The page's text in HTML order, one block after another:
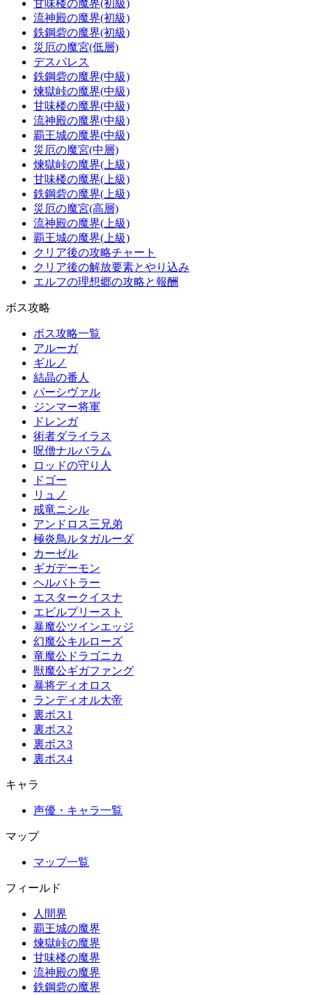
甘味楼の魔界(初級)
流神殿の魔界(初級)
鉄鋼砦の魔界(初級)
災厄の魔宮(低層)
デスパレス
鉄鋼砦の魔界(中級)
煉獄峠の魔界(中級)
甘味楼の魔界(中級)
流神殿の魔界(中級)
覇王城の魔界(中級)
災厄の魔宮(中層)
煉獄峠の魔界(上級)
甘味楼の魔界(上級)
鉄鋼砦の魔界(上級)
災厄の魔宮(高層)
流神殿の魔界(上級)
覇王城の魔界(上級)
クリア後の攻略チャート
クリア後の解放要素とやり込み
エルフの理想郷の攻略と報酬
ボス攻略
ボス攻略一覧
アルーガ
ギルノ
結晶の番人
パーシヴァル
ジンマー将軍
ドレンガ
術者ダライラス
呪僧ナルバラム
ロッドの守り人
ドゴー
リュノ
戒竜ニシル
アンドロス三兄弟
極炎鳥ルタガルーダ
カーゼル
ギガデーモン
ヘルバトラー
エスタークイスナ
エビルプリースト
暴魔公ツインエッジ
幻魔公キルローズ
竜魔公ドラゴニカ
獣魔公ギガファング
暴将ディオロス
ランディオル大帝
裏ボス1
裏ボス2
裏ボス3
裏ボス4
キャラ
声優・キャラ一覧
マップ
マップ一覧
フィールド
人間界
覇王城の魔界
煉獄峠の魔界
甘味楼の魔界
流神殿の魔界
鉄鋼砦の魔界